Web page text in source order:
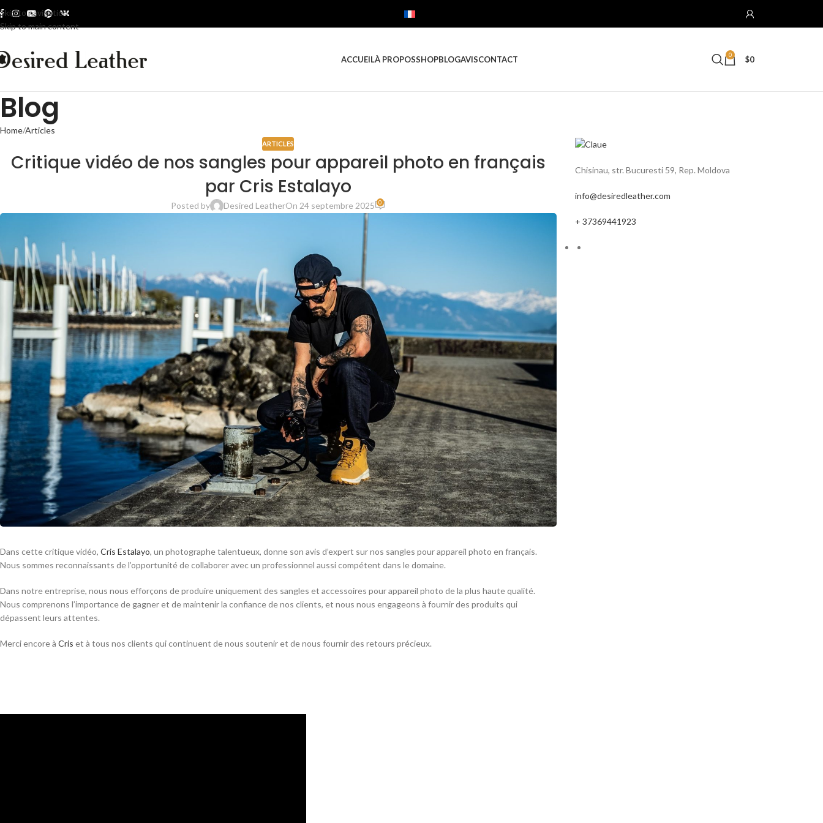
Skip to navigation
Skip to main content
ACCUEILÀ PROPOSSHOPBLOGAVISCONTACT 0 $0
Blog
Home Articles
ARTICLES
Critique vidéo de nos sangles pour appareil photo en français
par Cris Estalayo
Posted by Desired LeatherOn 24 septembre 2025 0
Dans cette critique vidéo, Cris Estalayo, un photographe talentueux, donne son avis d’expert sur nos sangles pour appareil photo en français.
Nous sommes reconnaissants de l’opportunité de collaborer avec un professionnel aussi compétent dans le domaine.
Dans notre entreprise, nous nous efforçons de produire uniquement des sangles et accessoires pour appareil photo de la plus haute qualité.
Nous comprenons l’importance de gagner et de maintenir la confiance de nos clients, et nous nous engageons à fournir des produits qui
dépassent leurs attentes.
Merci encore à Cris et à tous nos clients qui continuent de nous soutenir et de nous fournir des retours précieux.
Chisinau, str. Bucuresti 59, Rep. Moldova
info@desiredleather.com
+ 37369441923